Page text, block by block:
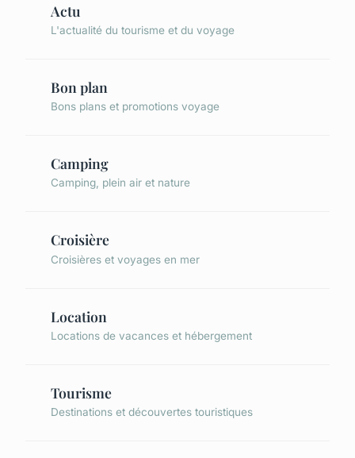
Actu
L'actualité du tourisme et du voyage
Bon plan
Bons plans et promotions voyage
Camping
Camping, plein air et nature
Croisière
Croisières et voyages en mer
Location
Locations de vacances et hébergement
Tourisme
Destinations et découvertes touristiques